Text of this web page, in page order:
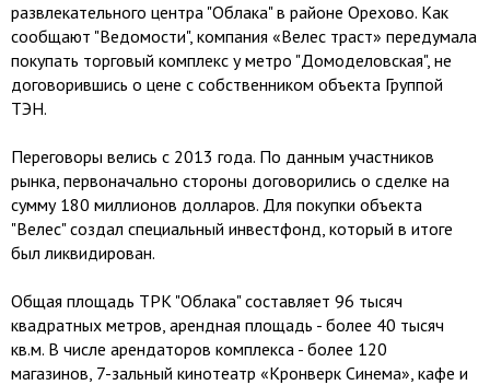
развлекательного центра "Облака" в районе Орехово. Как
сообщают "Ведомости", компания «Велес траст» передумала
покупать торговый комплекс у метро "Домоделовская", не
договорившись о цене с собственником объекта Группой
ТЭН.
Переговоры велись с 2013 года. По данным участников
рынка, первоначально стороны договорились о сделке на
сумму 180 миллионов долларов. Для покупки объекта
"Велес" создал специальный инвестфонд, который в итоге
был ликвидирован.
Общая площадь ТРК "Облака" составляет 96 тысяч
квадратных метров, арендная площадь - более 40 тысяч
кв.м. В числе арендаторов комплекса - более 120
магазинов, 7-зальный кинотеатр «Кронверк Синема», кафе и